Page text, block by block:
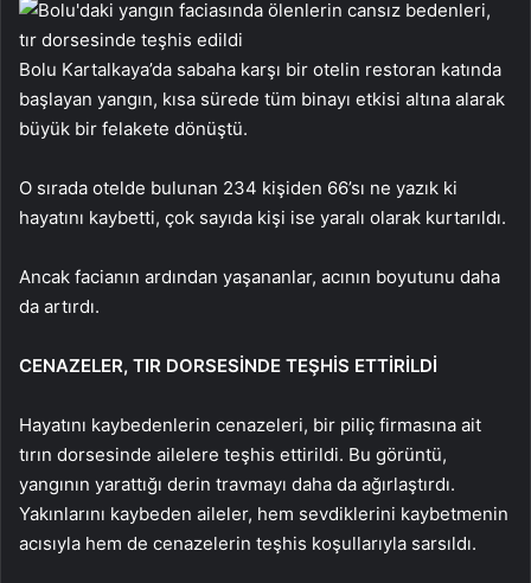
Bolu Kartalkaya’da sabaha karşı bir otelin restoran katında
başlayan yangın, kısa sürede tüm binayı etkisi altına alarak
büyük bir felakete dönüştü.
O sırada otelde bulunan 234 kişiden 66’sı ne yazık ki
hayatını kaybetti, çok sayıda kişi ise yaralı olarak kurtarıldı.
Ancak facianın ardından yaşananlar, acının boyutunu daha
da artırdı.
CENAZELER, TIR DORSESİNDE TEŞHİS ETTİRİLDİ
Hayatını kaybedenlerin cenazeleri, bir piliç firmasına ait
tırın dorsesinde ailelere teşhis ettirildi. Bu görüntü,
yangının yarattığı derin travmayı daha da ağırlaştırdı.
Yakınlarını kaybeden aileler, hem sevdiklerini kaybetmenin
acısıyla hem de cenazelerin teşhis koşullarıyla sarsıldı.